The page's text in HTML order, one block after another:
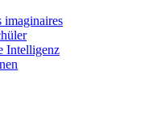
imaginaires
Intelligenz